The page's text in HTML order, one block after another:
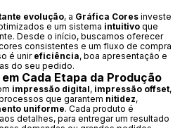
evolução, a Gráfica Cores investe
e um sistema intuitivo que
Desde o início, buscamos oferecer
consistentes e um fluxo de compra
é unir eficiência, boa apresentação e
do seu pedido.
Cada Etapa da Produção
impressão digital, impressão offset,
que garantem nitidez,
uniforme. Cada produto é
detalhes, para entregar um resultado